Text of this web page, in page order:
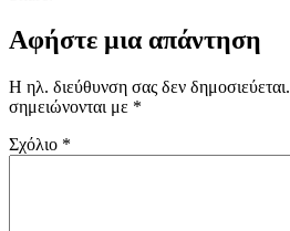
Αφήστε μια απάντηση
Η ηλ. διεύθυνση σας δεν δημοσιεύεται.
σημειώνονται με *
Σχόλιο *